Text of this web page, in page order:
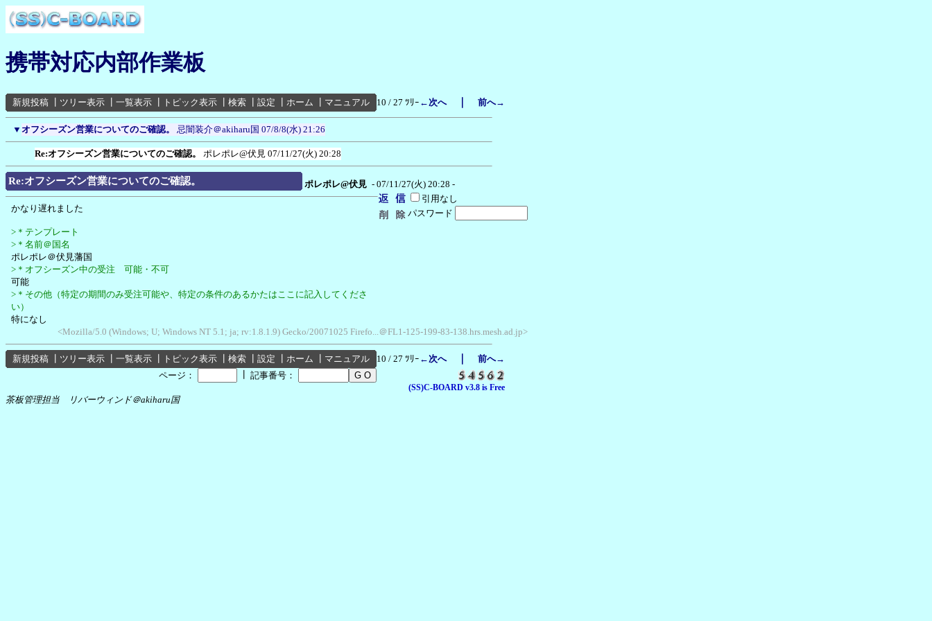
携帯対応内部作業板
新規投稿 ツリー表示 一覧表示 トピック表示 検索 設定 ホーム マニュアル 10 / 27 ﾂﾘｰ ←次へ｜ 前へ→
▼ オフシーズン営業についてのご確認。 忌闇装介＠akiharu国 07/8/8(水) 21:26
Re:オフシーズン営業についてのご確認。 ポレポレ@伏見 07/11/27(火) 20:28
Re:オフシーズン営業についてのご確認。 ポレポレ@伏見 - 07/11/27(火) 20:28 -
引用なし
パスワード
かなり遅れました
>＊テンプレート
>＊名前＠国名
ポレポレ＠伏見藩国
>＊オフシーズン中の受注 可能・不可
可能
>＊その他（特定の期間のみ受注可能や、特定の条件のあるかたはここに記入してくださ
い）
特になし
<Mozilla/5.0 (Windows; U; Windows NT 5.1; ja; rv:1.8.1.9) Gecko/20071025 Firefo...＠FL1-125-199-83-138.hrs.mesh.ad.jp>
新規投稿 ツリー表示 一覧表示 トピック表示 検索 設定 ホーム マニュアル 10 / 27 ﾂﾘｰ ←次へ｜ 前へ→
ページ：
記事番号：
(SS)C-BOARD v3.8 is Free
茶板管理担当 リバーウィンド＠akiharu国